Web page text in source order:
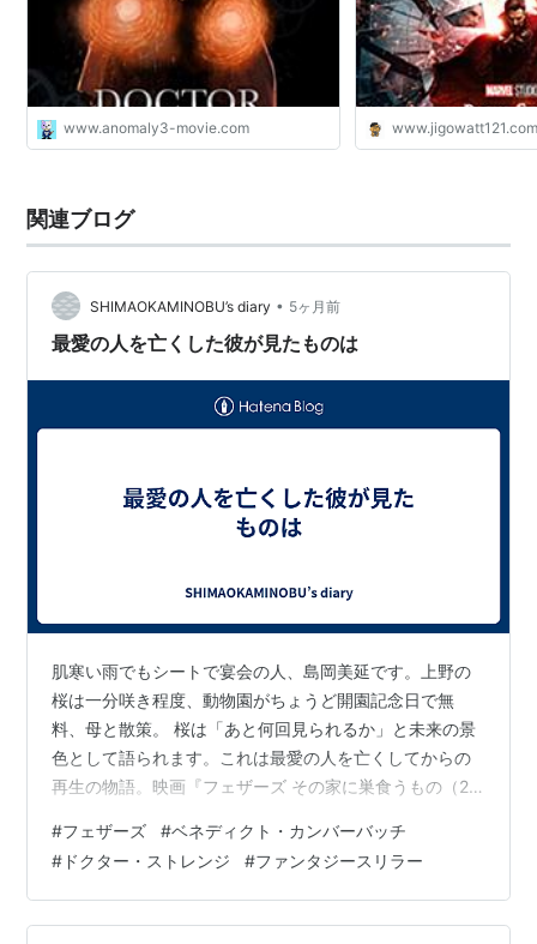
せたのは─魔術。指導者エンシェント・ワンのも
と、過酷な修行をかさね人智を超えた力を手にし
たストレンジだったが、世界を破滅へと導く闇の
魔術の存在を知ったとき、彼は壮絶な魔術の戦い
奪うことをためらわせる。彼は、いかにして闇の
ー・ストレンジにしかできない、常識も次元も超
えた戦いが始まる。
（公式サイトより）
予告編
www.anomaly3-movie.com
関連ブログ
SHIMAOKAMINOBU’s diary • 5ヶ月前
最愛の人を亡くした彼が見たものは
肌寒い雨でもシートで宴会の人、島岡美延です。上野の
桜は一分咲き程度、動物園がちょうど開園記念日で無
料、母と散策。 桜は「あと何回見られるか」と未来の景
色として語られます。これは最愛の人を亡くしてからの
再生の物語。映画『フェザーズ その家に巣食うもの（27
ーターの小説の映画化を熱望したディラン・サザーン監
督と意気投合したベネディクト・カンバーバッチが主
演、プロデュース。 突然、妻に先立たれたコミック・ア
ーティストの父。幼い二人の息子を抱え、慣れない家事
#フェザーズ #ベネディクト・カンバーバッチ
# ドクター・ストレンジ #ファンタジースリラー